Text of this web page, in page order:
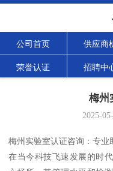
公司首页 供应商
荣誉认证 招聘中
梅州
2025-
梅州实验室认证咨询：专业
在当今科技飞速发展的时